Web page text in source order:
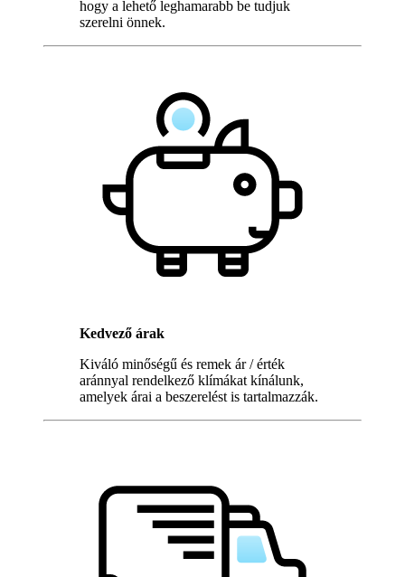
hogy a lehető leghamarabb be tudjuk
szerelni önnek.
Kedvező árak
Kiváló minőségű és remek ár / érték
aránnyal rendelkező klímákat kínálunk,
amelyek árai a beszerelést is tartalmazzák.